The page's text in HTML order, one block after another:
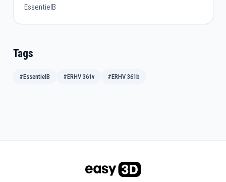
EssentielB
Tags
#EssentielB #ERHV 361v #ERHV 361b